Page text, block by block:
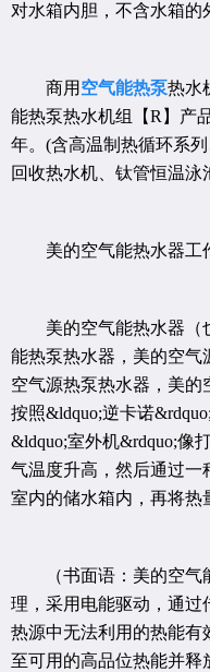
对水箱内胆，不含水箱的
商用 空气能热泵热水
能热泵热水机组【R】产
年。(含高温制热循环系
回收热水机、钛管恒温泳
美的空气能热水器工
美的空气能热水器（
能热泵热水器，美的空气
空气源热泵热水器，美的
按照&ldquo;逆卡诺
&ldquo;室外机&rdquo;像
气温度升高，然后通过一
室内的储水箱内，再将热
（书面语：美的空气
理，采用电能驱动，通过
热源中无法利用的热能有
至可用的高品位热能并